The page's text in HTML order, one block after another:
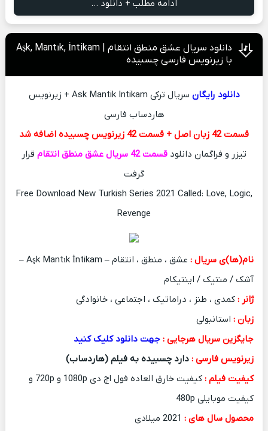
ادامه مطلب + دانلود ...
دانلود سریال عشق منطق انتقام | Aşk, Mantık, İntikam
با زیرنویس فارسی چسبیده
دانلود رایگان
سریال ترکی Ask Mantik Intikam + زیرنویس
هاردساب فارسی
قسمت 42 زبان اصل + قسمت 42 زیرنویس چسبیده اضافه شد
تیزر و فراگمان دانلود قسمت 42 سریال عشق منطق انتقام
قرار
گرفت
Free Download New Turkish Series 2021 Called: Love, Logic,
Revenge
نام(ها)ی سریال :
عشق ، منطق ، انتقام – Aşk Mantık İntikam –
آشک / منتیک / اینتیکام
ژانر : کمدی ، طنز ، دراماتیک ، اجتماعی ، خانوادگی
زبان :استانبولی
جایگزین سریال هرجایی : جهت دانلود کلیک کنید
زیرنویس فارسی :دارد چسبیده به فیلم (هاردساب)
کیفیت فیلم :
کیفیت خارق العاده فول اچ دی 1080p و 720p و
کیفیت موبایلی 480p
محصول سال های :2021 میلادی